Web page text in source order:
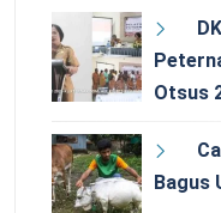
Otsus
Bagus